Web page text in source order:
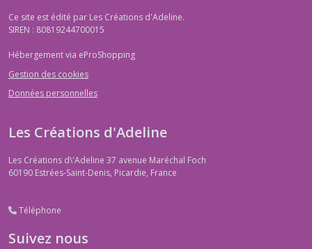
Ce site est édité par Les Créations d'Adeline.
SIREN : 80819244700015
Hébergement via eProShopping
Gestion des cookies
Données personnelles
Les Créations d'Adeline
Les Créations d\'Adeline 37 avenue Maréchal Foch
60190 Estrées-Saint-Denis, Picardie, France
Téléphone
Suivez nous